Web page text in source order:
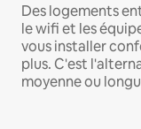
Des logements
le wifi et les
vous installer
plus. C'est
moyenne ou